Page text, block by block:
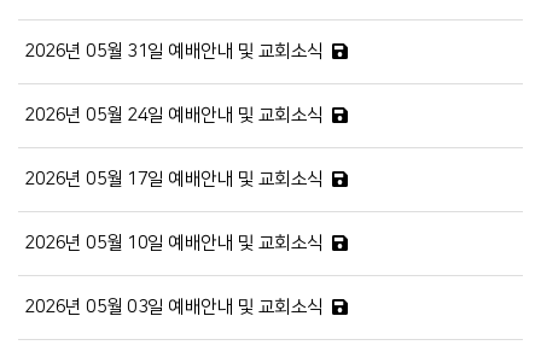
2026년 05월 31일 예배안내 및 교회소식
2026년 05월 24일 예배안내 및 교회소식
2026년 05월 17일 예배안내 및 교회소식
2026년 05월 10일 예배안내 및 교회소식
2026년 05월 03일 예배안내 및 교회소식